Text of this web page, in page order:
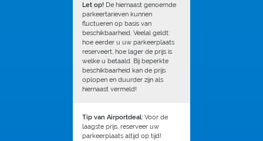
Let op! De hiernaast genoemde
parkeertarieven kunnen
fluctueren op basis van
beschikbaarheid. Veelal geldt:
hoe eerder u uw parkeerplaats
reserveert, hoe lager de prijs is
welke u betaald. Bij beperkte
beschikbaarheid kan de prijs
oplopen en duurder zijn als
hiernaast vermeld!
Tip van Airportdeal: Voor de
laagste prijs, reserveer uw
parkeerplaats altijd op tijd!